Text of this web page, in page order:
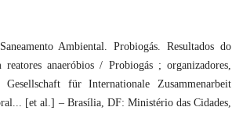
Ambiental. Probiogás. Resultados do
anaeróbios / Probiogás ; organizadores,
für Internationale Zusammenarbeit
[et al.] – Brasília, DF: Ministério das Cidades,